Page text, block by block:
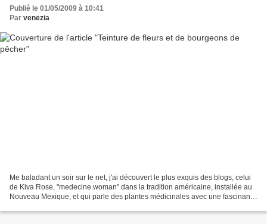
Publié le 01/05/2009 à 10:41
Par venezia
Me baladant un soir sur le net, j'ai découvert le plus exquis des blogs, celui
de Kiva Rose, "medecine woman" dans la tradition américaine, installée au
Nouveau Mexique, et qui parle des plantes médicinales avec une fascinante